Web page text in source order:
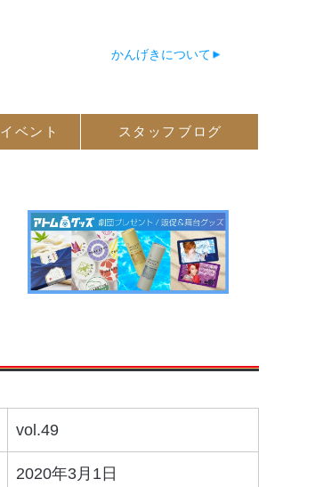
かんげきについて
イベント スタッフ ブログ
vol.49
2020年3月1日